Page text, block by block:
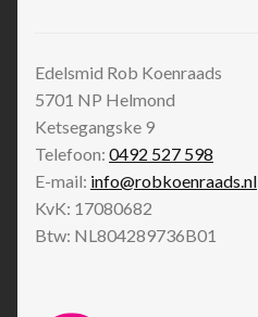
Edelsmid Rob Koenraads
5701 NP Helmond
Ketsegangske 9
Telefoon: 0492 527 598
E-mail: info@robkoenraads.nl
KvK: 17080682
Btw: NL804289736B01